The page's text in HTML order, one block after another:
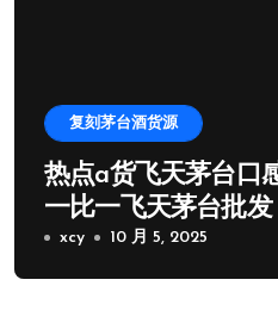
复刻茅台酒货源
热点a货飞天茅台口
一比一飞天茅台批发
xcy 10 月 5, 2025